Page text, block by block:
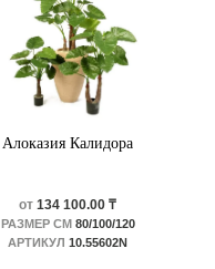
Алоказия Калидора
от 134 100.00 ₸
РАЗМЕР СМ80/100/120
АРТИКУЛ 10.55602N